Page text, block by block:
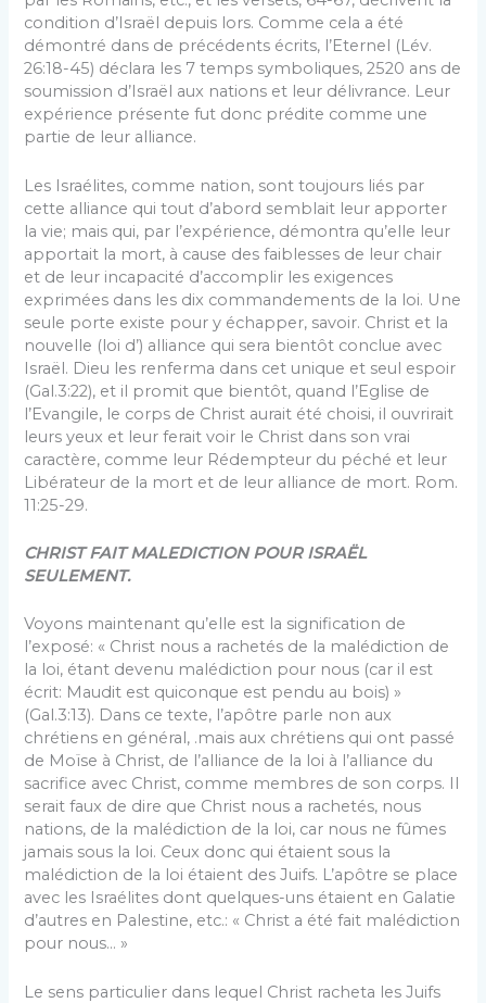
condition d’Israël depuis lors. Comme cela a été
démontré dans de précédents écrits, l’Eternel (Lév.
26:18-45) déclara les 7 temps symboliques, 2520 ans de
soumission d’Israël aux nations et leur délivrance. Leur
expérience présente fut donc prédite comme une
partie de leur alliance.
Les Israélites, comme nation, sont toujours liés par
cette alliance qui tout d’abord semblait leur apporter
la vie; mais qui, par l’expérience, démontra qu’elle leur
apportait la mort, à cause des faiblesses de leur chair
et de leur incapacité d’accomplir les exigences
exprimées dans les dix commandements de la loi. Une
seule porte existe pour y échapper, savoir. Christ et la
nouvelle (loi d’) alliance qui sera bientôt conclue avec
Israël. Dieu les renferma dans cet unique et seul espoir
(Gal.3:22), et il promit que bientôt, quand l’Eglise de
l’Evangile, le corps de Christ aurait été choisi, il ouvrirait
leurs yeux et leur ferait voir le Christ dans son vrai
caractère, comme leur Rédempteur du péché et leur
Libérateur de la mort et de leur alliance de mort. Rom.
11:25-29.
CHRIST FAIT MALEDICTION POUR ISRAËL
SEULEMENT.
Voyons maintenant qu’elle est la signification de
l’exposé: « Christ nous a rachetés de la malédiction de
la loi, étant devenu malédiction pour nous (car il est
écrit: Maudit est quiconque est pendu au bois) »
(Gal.3:13). Dans ce texte, l’apôtre parle non aux
chrétiens en général, .mais aux chrétiens qui ont passé
de Moïse à Christ, de l’alliance de la loi à l’alliance du
sacrifice avec Christ, comme membres de son corps. Il
serait faux de dire que Christ nous a rachetés, nous
nations, de la malédiction de la loi, car nous ne fûmes
jamais sous la loi. Ceux donc qui étaient sous la
malédiction de la loi étaient des Juifs. L’apôtre se place
avec les Israélites dont quelques-uns étaient en Galatie
d’autres en Palestine, etc.: « Christ a été fait malédiction
pour nous… »
Le sens particulier dans lequel Christ racheta les Juifs